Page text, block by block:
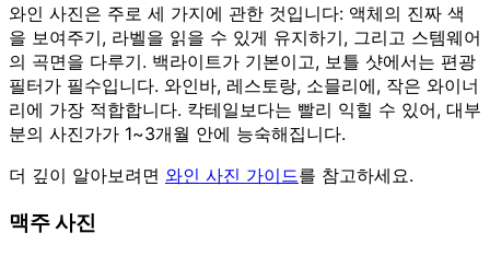
와인 사진은 주로 세 가지에 관한 것입니다: 액체의 진짜 색
을 보여주기, 라벨을 읽을 수 있게 유지하기, 그리고 스템웨어
의 곡면을 다루기. 백라이트가 기본이고, 보틀 샷에서는 편광
필터가 필수입니다. 와인바, 레스토랑, 소믈리에, 작은 와이너
리에 가장 적합합니다. 칵테일보다는 빨리 익힐 수 있어, 대부
분의 사진가가 1~3개월 안에 능숙해집니다.
더 깊이 알아보려면 와인 사진 가이드를 참고하세요.
맥주 사진